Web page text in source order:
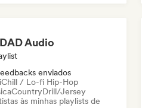
Audio
enviados
Chill / Lo-fi Hip-Hop
CountryDrill/Jersey
às minhas playlists de